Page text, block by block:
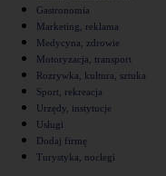
Gastronomia
Marketing, reklama
Medycyna, zdrowie
Motoryzacja, transport
Rozrywka, kultura, sztuka
Sport, rekreacja
Urzędy, instytucje
Usługi
Dodaj firmę
Turystyka, noclegi